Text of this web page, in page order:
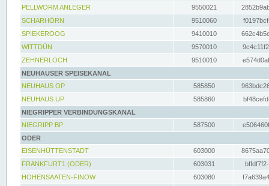
PELLWORM ANLEGER
9550021
SCHARHÖRN
9510060
SPIEKEROOG
9410010
WITTDÜN
9570010
ZEHNERLOCH
9510010
NEUHAUSER SPEISEKANAL
NEUHAUS OP
585850
NEUHAUS UP
585860
NIEGRIPPER VERBINDUNGSKANAL
NIEGRIPP BP
587500
ODER
EISENHÜTTENSTADT
603000
FRANKFURT1 (ODER)
603031
HOHENSAATEN-FINOW
603080